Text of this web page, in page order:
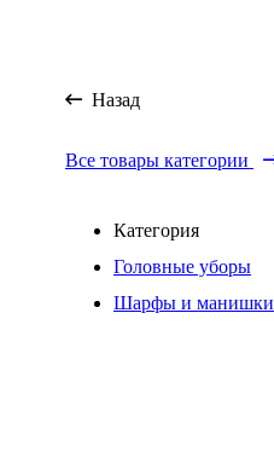
Назад
Все товары категории
Категория
Головные уборы
Шарфы и манишки